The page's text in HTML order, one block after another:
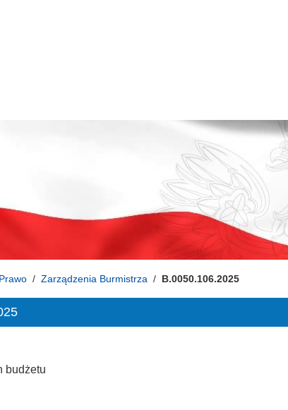
Prawo Zarządzenia Burmistrza B.0050.106.2025
budżetu